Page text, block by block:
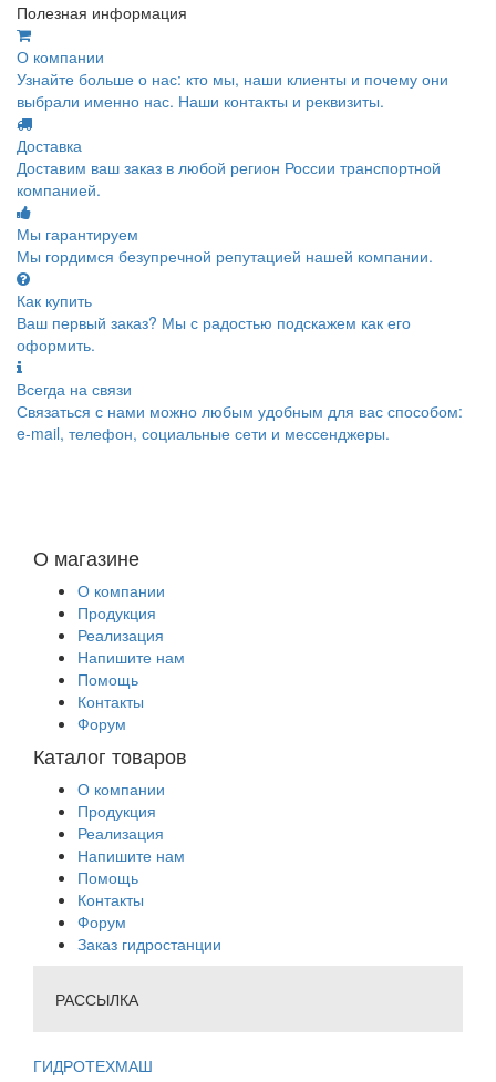
Полезная информация
О компании
Узнайте больше о нас: кто мы, наши клиенты и почему они
выбрали именно нас. Наши контакты и реквизиты.
Доставка
Доставим ваш заказ в любой регион России транспортной
компанией.
Мы гарантируем
Мы гордимся безупречной репутацией нашей компании.
Как купить
Ваш первый заказ? Мы с радостью подскажем как его
оформить.
Всегда на связи
Связаться с нами можно любым удобным для вас способом:
e-mail, телефон, социальные сети и мессенджеры.
О магазине
О компании
Продукция
Реализация
Напишите нам
Помощь
Контакты
Форум
Каталог товаров
О компании
Продукция
Реализация
Напишите нам
Помощь
Контакты
Форум
Заказ гидростанции
РАССЫЛКА
ГИДРОТЕХМАШ